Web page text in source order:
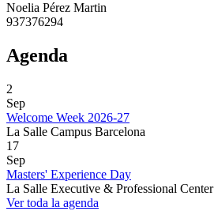
Noelia Pérez Martin
937376294
Agenda
2
Sep
Welcome Week 2026-27
La Salle Campus Barcelona
17
Sep
Masters' Experience Day
La Salle Executive & Professional Center
Ver toda la agenda